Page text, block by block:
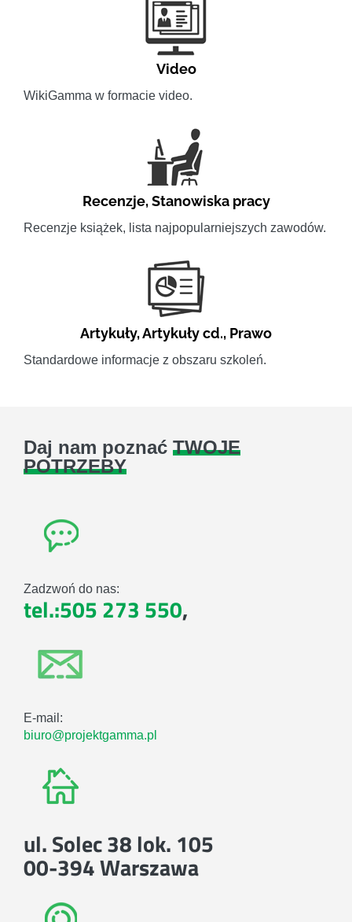
Video
WikiGamma w formacie video.
Recenzje,Stanowiska pracy
Recenzje książek, lista najpopularniejszych zawodów.
Artykuły,Artykuły cd., Prawo
Standardowe informacje z obszaru szkoleń.
Daj nam poznać TWOJE
POTRZEBY
Zadzwoń do nas:
tel.:505 273 550,
E-mail:
biuro@projektgamma.pl
ul. Solec 38 lok. 105
00-394 Warszawa